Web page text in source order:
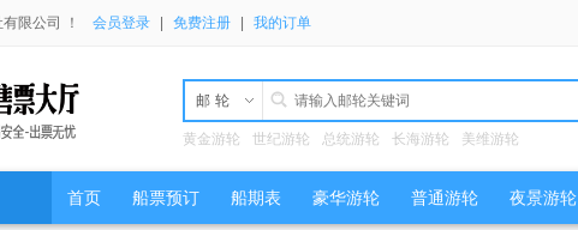
限公司 ！ 会员登录 免费注册 我的订单
邮轮
黄金游轮 世纪游轮 总统游轮 长海游轮 美维游轮
首页 船票预订 船期表 豪华游轮 普通游轮 夜景游轮